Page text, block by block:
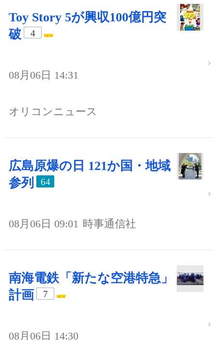
Toy Story 5が興収100億円突
破
4
08月06日 14:31
オリコンニュース
広島原爆の日 121か国・地域
参列
64
08月06日 09:01 時事通信社
南海電鉄「新たな空港特急」
計画
7
08月06日 14:30